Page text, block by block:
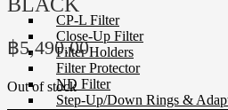
CP-L Filter
Close-Up Filter
Filter Holders
Filter Protector
ND Filter
Step-Up/Down Rings &
฿5,490.00
Out of stock